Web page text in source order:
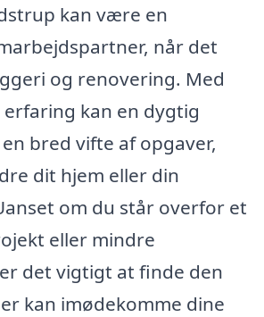
kan være en
når det
og renovering. Med
kan en dygtig
bred vifte af opgaver,
dit hjem eller din
om du står overfor et
eller mindre
det vigtigt at finde den
kan imødekomme dine